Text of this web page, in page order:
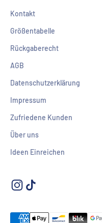
Kontakt
Größentabelle
Rückgaberecht
AGB
Datenschutzerklärung
Impressum
Zufriedene Kunden
Über uns
Ideen Einreichen